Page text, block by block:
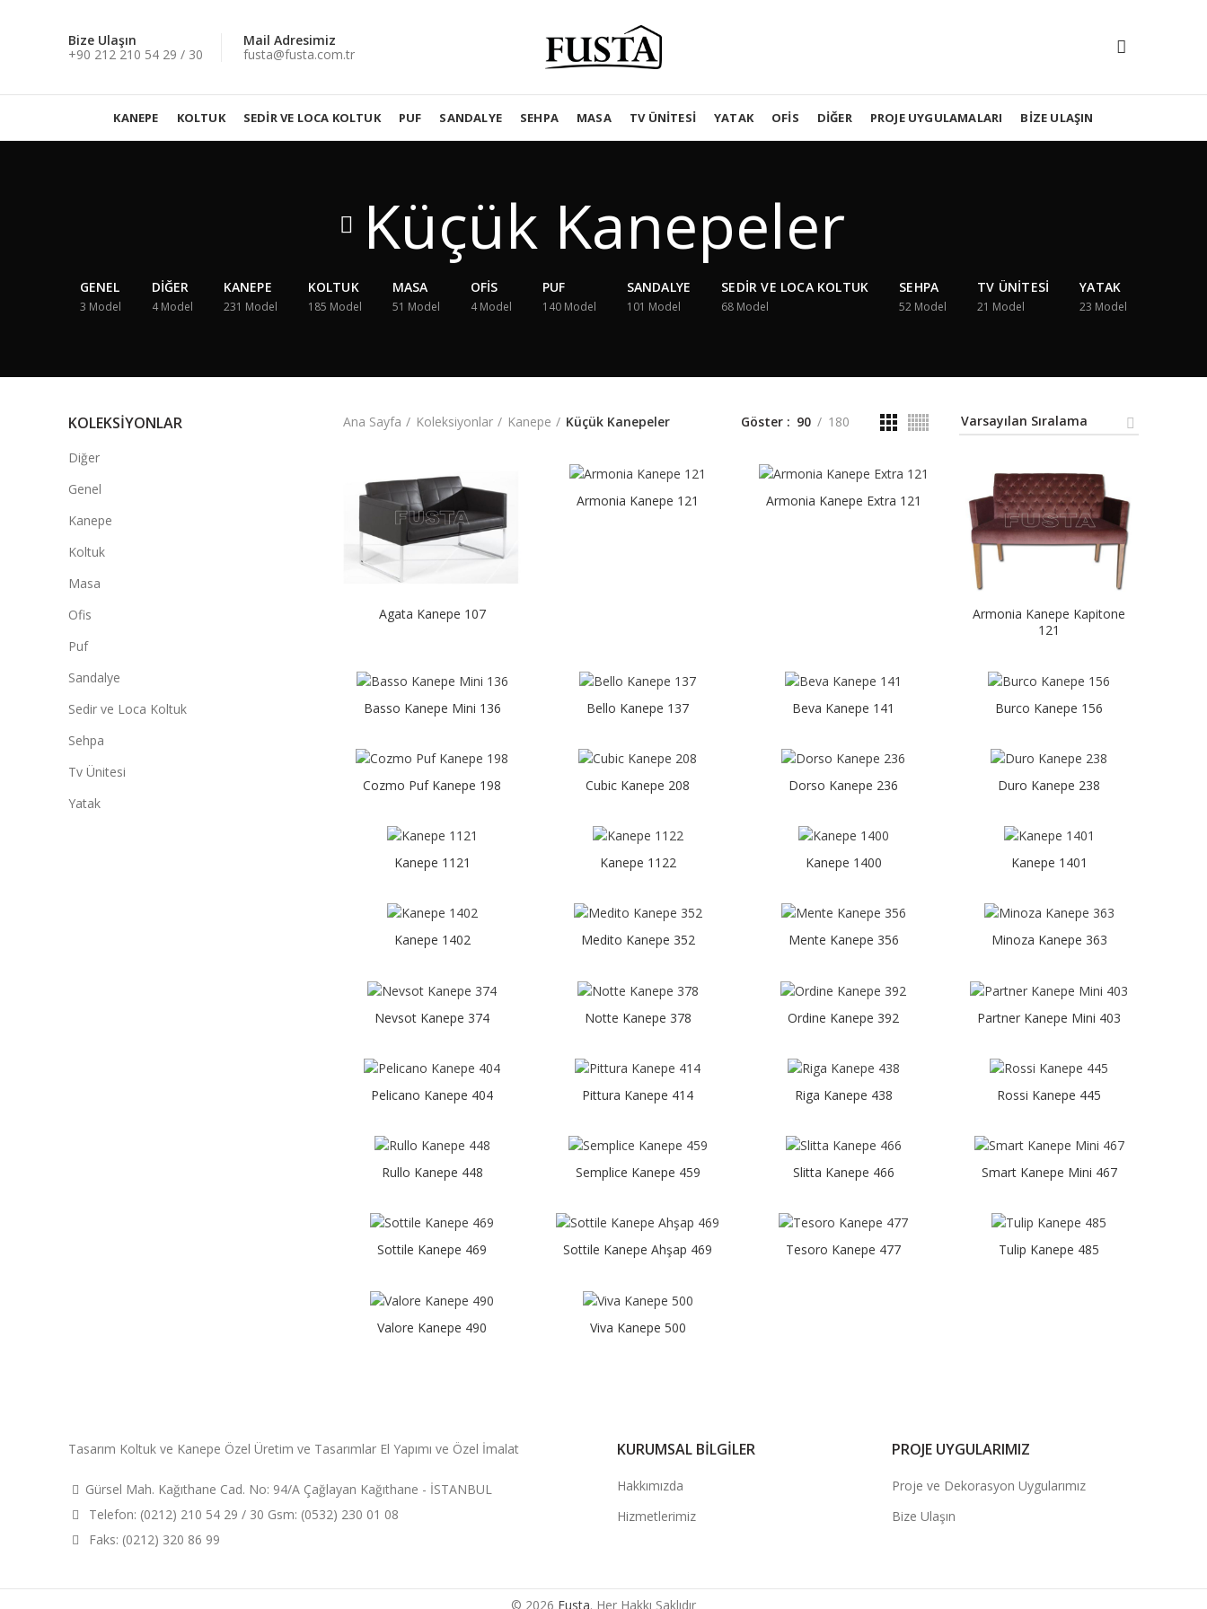
Bize Ulaşın
+90 212 210 54 29 / 30
Mail Adresimiz
fusta@fusta.com.tr
KANEPE KOLTUK SEDIR VE LOCA KOLTUK PUF SANDALYE SEHPA MASA TV ÜNITESI YATAK OFIS DIĞER PROJE UYGULAMALARI BIZE ULAŞIN
Küçük Kanepeler
GENEL
3 Model
DIĞER
4 Model
KANEPE
231 Model
KOLTUK
185 Model
MASA
51 Model
OFIS
4 Model
PUF
140 Model
SANDALYE
101 Model
SEDIR VE LOCA KOLTUK
68 Model
SEHPA
52 Model
TV ÜNITESI
21 Model
YATAK
23 Model
Ana Sayfa Koleksiyonlar Kanepe Küçük Kanepeler Göster 90 180
Agata Kanepe 107
Armonia Kanepe 121 Armonia Kanepe Extra 121
Armonia Kanepe Kapitone
121
Basso Kanepe Mini 136 Bello Kanepe 137 Beva Kanepe 141 Burco Kanepe 156
Cozmo Puf Kanepe 198 Cubic Kanepe 208 Dorso Kanepe 236 Duro Kanepe 238
Kanepe 1121 Kanepe 1122 Kanepe 1400 Kanepe 1401
Kanepe 1402 Medito Kanepe 352 Mente Kanepe 356 Minoza Kanepe 363
Nevsot Kanepe 374 Notte Kanepe 378 Ordine Kanepe 392 Partner Kanepe Mini 403
Pelicano Kanepe 404 Pittura Kanepe 414 Riga Kanepe 438 Rossi Kanepe 445
Rullo Kanepe 448 Semplice Kanepe 459 Slitta Kanepe 466 Smart Kanepe Mini 467
Sottile Kanepe 469 Sottile Kanepe Ahşap 469 Tesoro Kanepe 477 Tulip Kanepe 485
Valore Kanepe 490 Viva Kanepe 500
KOLEKSIYONLAR
Diğer
Genel
Kanepe
Koltuk
Masa
Ofis
Puf
Sandalye
Sedir ve Loca Koltuk
Sehpa
Tv Ünitesi
Yatak
Tasarım Koltuk ve Kanepe Özel Üretim ve Tasarımlar El Yapımı ve Özel İmalat
Gürsel Mah. Kağıthane Cad. No: 94/A Çağlayan Kağıthane - İSTANBUL
Telefon: (0212) 210 54 29 / 30 Gsm: (0532) 230 01 08
Faks: (0212) 320 86 99
KURUMSAL BILGILER
Hakkımızda
Hizmetlerimiz
PROJE UYGULARIMIZ
Proje ve Dekorasyon Uygularımız
Bize Ulaşın
© 2026 Fusta. Her Hakkı Saklıdır